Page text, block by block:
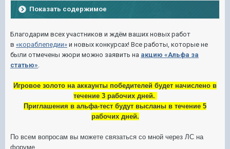
Показать содержимое
Благодарим всех участников и ждём ваших новых работ
в «кораблепедии» и новых конкурсах! Все работы, которые не
были отмечены жюри можно заявить на акцию «Альфа за
статью».
Игровое золото на аккаунты победителей будет начислено в
течение 3 рабочих дней.
Приглашения в альфа-тест будут высланы в течение 5
рабочих дней.
По всем вопросам вы можете связаться со мной через ЛС на
форуме.